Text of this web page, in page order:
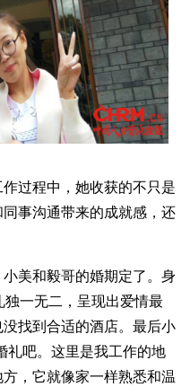
过程中，她收获的不只是
事沟通带来的成就感，还
美和毅哥的婚期定了。身
一无二，呈现出爱情最
找到合适的酒店。最后小
礼吧。这里是我工作的地
，它就像家一样熟悉和温